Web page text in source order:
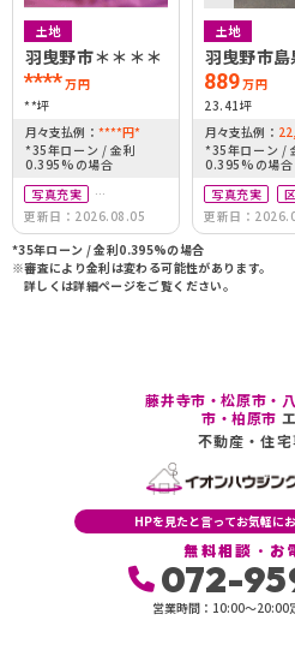
土地
羽曳野市＊＊＊＊
****万円
**坪
月々支払例： ****円*
*35年ローン / 金利
0.395%の場合
写真充実
駅徒歩10分以内
更新日：2026.08.05
土地
羽曳野市島
目
889万円
23.41坪
月々支払例：
*35年ローン /
0.395%の場合
写真充実
更新日：
*35年ローン / 金利0.395%の場合
※審査により金利は変わる可能性があります。
詳しくは詳細ページをご覧ください。
藤井寺市・松原市・
市・柏原市
不動産・住
HPを見たと言ってお気軽に
無料相談・お
072-
営業時間：10:00〜20:00